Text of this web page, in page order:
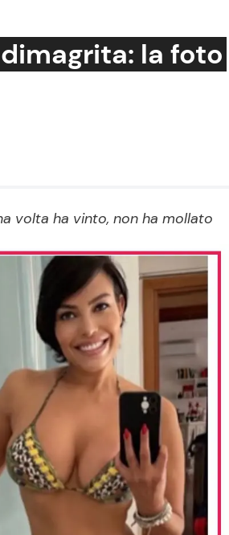
Le Ricette in TV
Ricette Facili e Veloci
Ricette Feste
Ricette per Bambini
la foto
volta ha vinto, non ha mollato